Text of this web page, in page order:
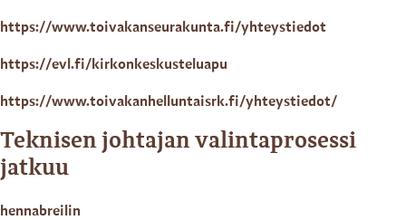
https://www.toivakanseurakunta.fi/yhteystiedot
https://evl.fi/kirkonkeskusteluapu
https://www.toivakanhelluntaisrk.fi/yhteystiedot/
Teknisen johtajan valintaprosessi
jatkuu
hennabreilin